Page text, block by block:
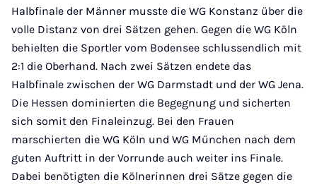
Halbfinale der Männer musste die WG Konstanz über die
volle Distanz von drei Sätzen gehen. Gegen die WG Köln
behielten die Sportler vom Bodensee schlussendlich mit
2:1 die Oberhand. Nach zwei Sätzen endete das
Halbfinale zwischen der WG Darmstadt und der WG Jena.
Die Hessen dominierten die Begegnung und sicherten
sich somit den Finaleinzug. Bei den Frauen
marschierten die WG Köln und WG München nach dem
guten Auftritt in der Vorrunde auch weiter ins Finale.
Dabei benötigten die Kölnerinnen drei Sätze gegen die